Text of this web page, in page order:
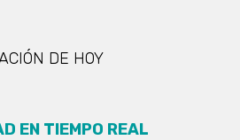
DE HOY
EN TIEMPO REAL